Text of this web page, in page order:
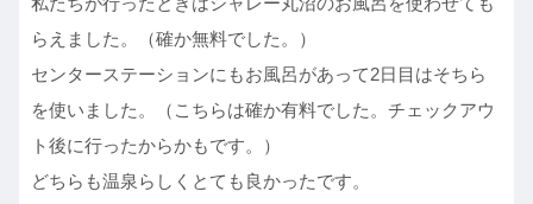
らえました。（確か無料でした。）
センターステーションにもお風呂があって2日目はそちら
を使いました。（こちらは確か有料でした。チェックアウ
ト後に行ったからかもです。）
どちらも温泉らしくとても良かったです。